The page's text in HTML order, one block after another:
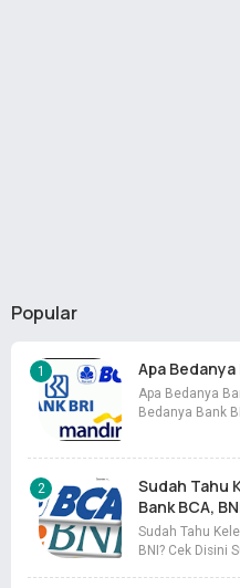
Popular
Apa Bedanya
Apa Bedanya
Bedanya Bank
Sudah Tahu
Bank BCA,
Sudah Tahu
BNI? Cek Disini